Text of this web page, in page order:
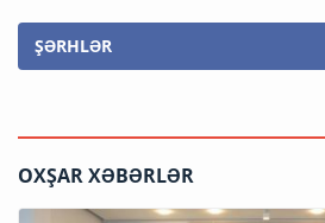
ŞƏRHLƏR
OXŞAR XƏBƏRLƏR